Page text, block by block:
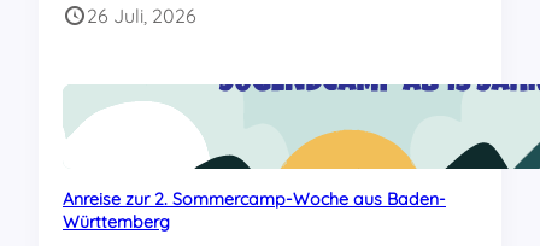
26 Juli, 2026
Anreise zur 2. Sommercamp-Woche aus Baden-
Württemberg